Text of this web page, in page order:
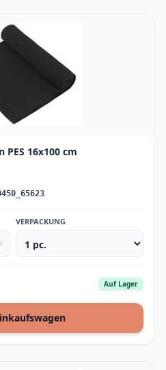
PES 16x100 cm
VERPACKUNG
Auf Lager